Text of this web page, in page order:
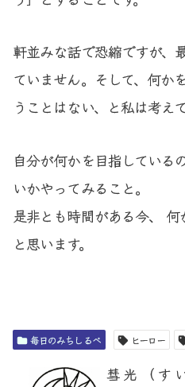
軒並みな話で恐縮ですが、
ていません。そして、何か
うことはない、と私は考え
自分が何かを目指している
いかやってみること。
是非とも時間がある今、
と思います。
毎日のみちしるべ ヒーロー
彗光（す